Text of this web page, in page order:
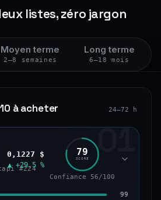
listes, zéro jargon
Moyen terme
2–8 semaines
Long terme
6–18 mois
à acheter 24–72 h
01
capi #224
0,1227 $
▲ +29,5 %
79
SCORE
Confiance 56/100
99